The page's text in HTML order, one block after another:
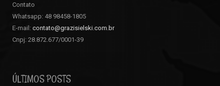
Contato
Whatsapp: 48 98458-1805
E-mail: contato@grazisielski.com.br
Cnpj: 28.872.677/0001-39
ÚLTIMOS POSTS